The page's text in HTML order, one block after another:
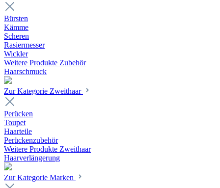
Bürsten
Kämme
Scheren
Rasiermesser
Wickler
Weitere Produkte Zubehör
Haarschmuck
Zur Kategorie Zweithaar
Perücken
Toupet
Haarteile
Perückenzubehör
Weitere Produkte Zweithaar
Haarverlängerung
Zur Kategorie Marken